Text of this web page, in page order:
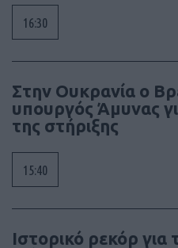
16:30
Στην Ουκρανία ο
υπουργός Άμυνας
της στήριξης
15:40
Ιστορικό ρεκόρ για